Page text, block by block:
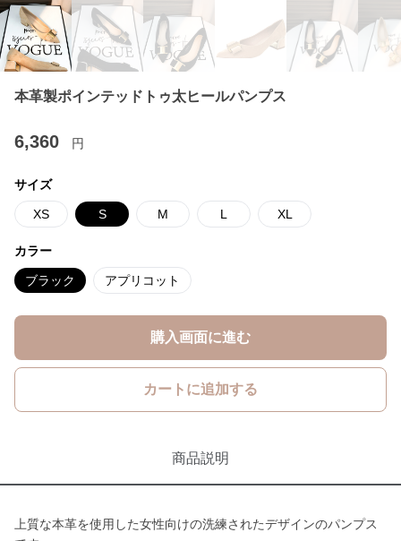
本革製ポインテッドトゥ太ヒールパンプス
6,360 円
サイズ
XS S M L XL
カラー
ブラック アプリコット
購入画面に進む
カートに追加する
商品説明
上質な本革を使用した女性向けの洗練されたデザインのパンプス